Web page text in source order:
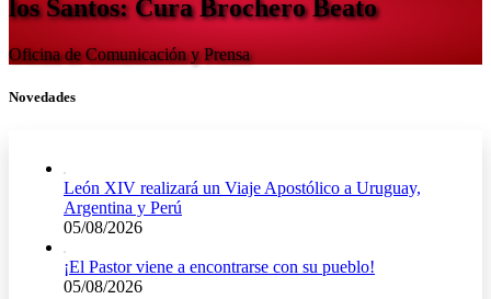
los Santos: Cura Brochero Beato
Oficina de Comunicación y Prensa
Novedades
León XIV realizará un Viaje Apostólico a Uruguay,
Argentina y Perú
05/08/2026
¡El Pastor viene a encontrarse con su pueblo!
05/08/2026